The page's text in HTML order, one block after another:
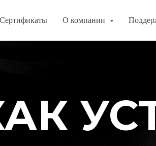
Сертификаты О компании